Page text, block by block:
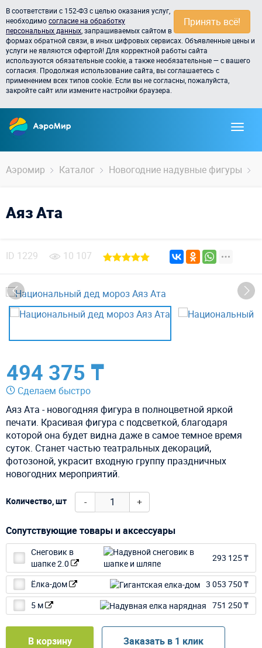
Принять всё!
В соответствии с 152-ФЗ с целью оказания услуг,
необходимосогласие на обработку
персональных данных , запрашиваемых сайтом в
формах обратной связи, в иных цифровых сервисах. Объявленные цены и
услуги не являются офертой! Для корректной работы сайта
используются обязательные cookie, а также необязательные — с вашего
согласия. Продолжая использование сайта, вы соглашаетесь с
применением всех типов cookie. Если вы не согласны, пожалуйста,
закройте сайт или измените настройки браузера.
Аэромир Каталог Новогодние надувные фигуры
Аяз Ата
ID 1229 10 107
494 375 ₸
Сделаем быстро
Аяз Ата - новогодняя фигура в полноцветной яркой
печати. Красивая фигура с подсветкой, благодаря
которой она будет видна даже в самое темное время
суток. Станет частью театральных декораций,
фотозоной, украсит входную группу праздничных
новогодних мероприятий.
Количество, шт - +
Сопутствующие товары и аксессуары
Снеговик в
шапке 2.0
293 125 ₸
Ёлка-дом
3 053 750 ₸
5 м
751 250 ₸
В корзину Заказать в 1 клик